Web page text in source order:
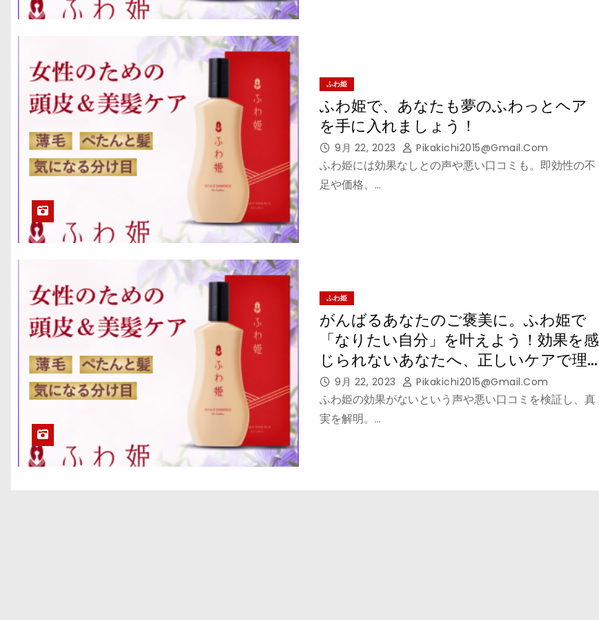
ふわ姫
ふわ姫で、あなたも夢のふわっとヘア
を手に入れましょう！
9月 22, 2023 Pikakichi2015@gmail.com
ふわ姫には効果なしとの声や悪い口コミも。即効性の不
足や価格、…
ふわ姫
がんばるあなたのご褒美に。ふわ姫で
「なりたい自分」を叶えよう！効果を感
じられないあなたへ、正しいケアで理
想の髪へ！
9月 22, 2023 Pikakichi2015@gmail.com
ふわ姫の効果がないという声や悪い口コミを検証し、真
実を解明。…